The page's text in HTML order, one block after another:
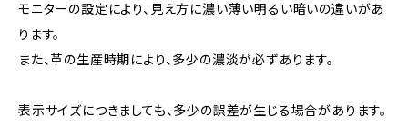
モニターの設定により、見え方に濃い薄い明るい暗いの違いがあ
ります。
また、革の生産時期により、多少の濃淡が必ずあります。
表示サイズにつきましても、多少の誤差が生じる場合があります。